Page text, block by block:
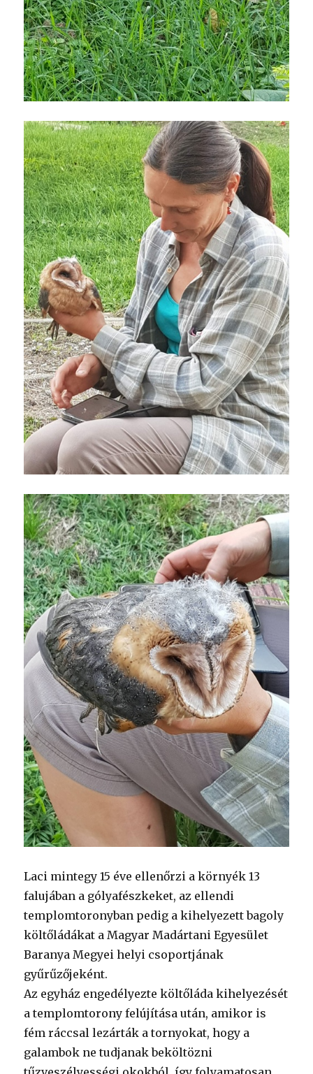
Laci mintegy 15 éve ellenőrzi a környék 13
falujában a gólyafészkeket, az ellendi
templomtoronyban pedig a kihelyezett bagoly
költőládákat a Magyar Madártani Egyesület
Baranya Megyei helyi csoportjának
gyűrűzőjeként.
Az egyház engedélyezte költőláda kihelyezését
a templomtorony felújítása után, amikor is
fém ráccsal lezárták a tornyokat, hogy a
galambok ne tudjanak beköltözni